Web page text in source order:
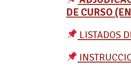
DE CURSO
LISTADOS